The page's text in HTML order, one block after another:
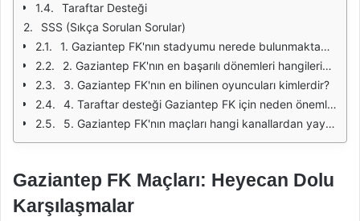
Taraftar Desteği
SSS (Sıkça Sorulan Sorular)
1. Gaziantep FK'nın stadyumu nerede bulunmaktadır?
2. Gaziantep FK'nın en başarılı dönemleri hangileridir?
3. Gaziantep FK'nın en bilinen oyuncuları kimlerdir?
4. Taraftar desteği Gaziantep FK için neden önemlidir?
5. Gaziantep FK'nın maçları hangi kanallardan yayınlanmaktadır?
Gaziantep FK Maçları: Heyecan Dolu
Karşılaşmalar